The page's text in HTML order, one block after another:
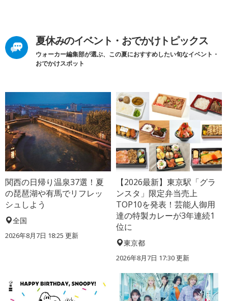
夏休みのイベント・おでかけトピックス
ウォーカー編集部が選ぶ、この夏におすすめしたい旬なイベント・
おでかけスポット
関西の日帰り温泉37選！夏
の琵琶湖や有馬でリフレッ
シュしよう
全国
2026年8月7日 18:25 更新
【2026最新】東京駅「グラ
ンスタ」限定弁当売上
TOP10を発表！芸能人御用
達の特製カレーが3年連続1
位に
東京都
2026年8月7日 17:30更新